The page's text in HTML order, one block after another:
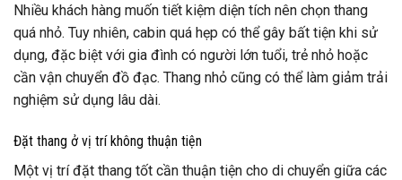
Nhiều khách hàng muốn tiết kiệm diện tích nên chọn thang
quá nhỏ. Tuy nhiên, cabin quá hẹp có thể gây bất tiện khi sử
dụng, đặc biệt với gia đình có người lớn tuổi, trẻ nhỏ hoặc
cần vận chuyển đồ đạc. Thang nhỏ cũng có thể làm giảm trải
nghiệm sử dụng lâu dài.
Đặt thang ở vị trí không thuận tiện
Một vị trí đặt thang tốt cần thuận tiện cho di chuyển giữa các